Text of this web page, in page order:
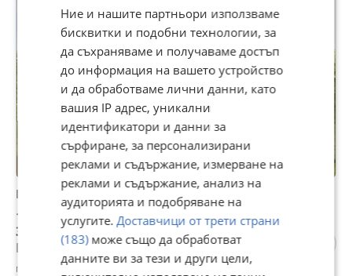
Продава 3-СТАЕН, гр. Созопол, област Бургас
166 100 €
324 863,36 лв
Не се начислява ДДС
гр. Созопол, Бургас, 04 август
Ние и нашите партньори използваме
бисквитки и подобни технологии, за
да съхраняваме и получаваме достъп
до информация на вашето устройство
и да обработваме лични данни, като
вашия IP адрес, уникални
идентификатори и данни за
сърфиране, за персонализирани
реклами и съдържание, измерване на
реклами и съдържание, анализ на
аудиторията и подобряване на
услугите.Доставчици от трети страни
(183)може също да обработват
данните ви за тези и други цели,